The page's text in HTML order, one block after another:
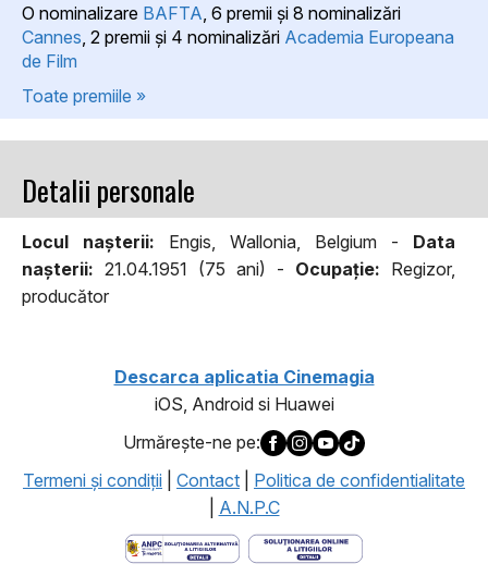
O nominalizare BAFTA , 6 premii şi 8 nominalizări
Cannes , 2 premii şi 4 nominalizări Academia Europeana
de Film
Toate premiile »
Detalii personale
Locul naşterii: Engis, Wallonia, Belgium - Data
naşterii: 21.04.1951 (75 ani) - Ocupaţie: Regizor,
producător
Descarca aplicatia Cinemagia
iOS, Android si Huawei
Urmăreşte-ne pe:
Termeni şi condiţii
Contact
Politica de confidentialitate
A.N.P.C